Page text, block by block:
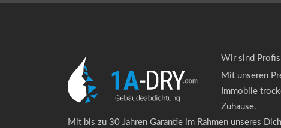
Wir sind Profis
Mit unseren
Immobile
Zuhause.
Mit bis zu 30 Jahren Garantie im Rahmen unseres